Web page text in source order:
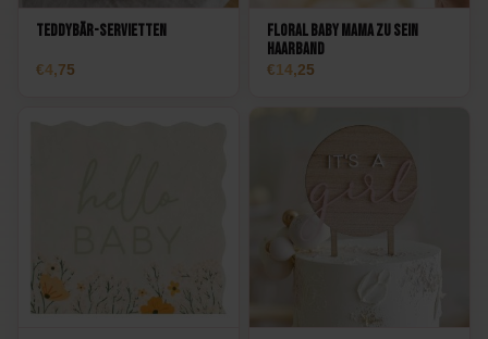
Teddybär-Servietten
4,75
Floral Baby Mama zu sein
Haarband
14,25